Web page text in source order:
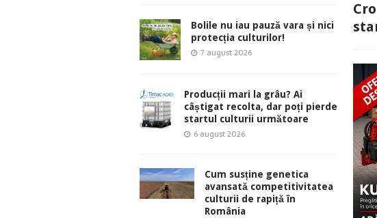
Bolile nu iau pauză vara și nici
protecția culturilor!
7 august 2026
Producții mari la grâu? Ai
câștigat recolta, dar poți pierde
startul culturii următoare
6 august 2026
Cum susține genetica
avansată competitivitatea
culturii de rapiță în
România